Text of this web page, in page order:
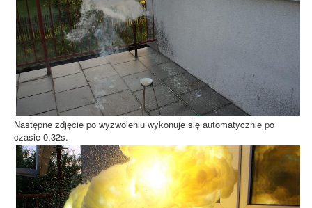
Następne zdjęcie po wyzwoleniu wykonuje się automatycznie po
czasie 0,32s.